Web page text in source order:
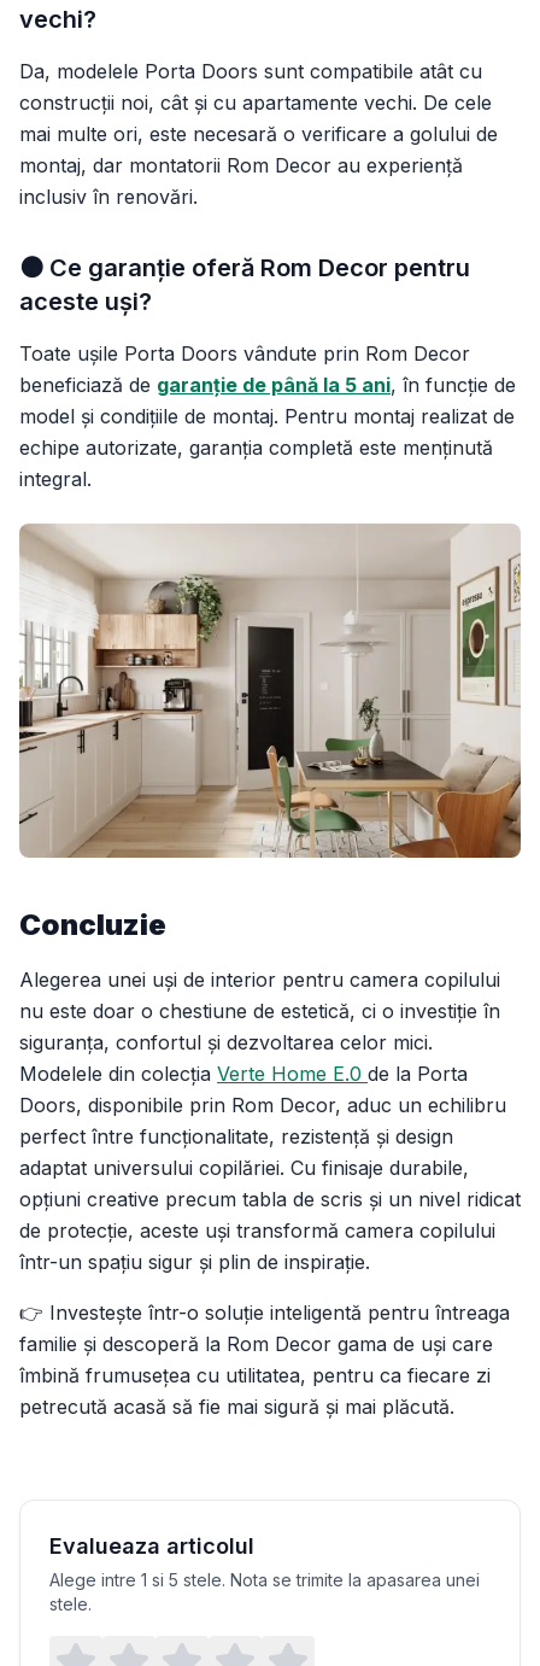
vechi?
Da, modelele Porta Doors sunt compatibile atât cu
construcții noi, cât și cu apartamente vechi. De cele
mai multe ori, este necesară o verificare a golului de
montaj, dar montatorii Rom Decor au experiență
inclusiv în renovări.
🟠 Ce garanție oferă Rom Decor pentru
aceste uși?
Toate ușile Porta Doors vândute prin Rom Decor
beneficiază de garanție de până la 5 ani, în funcție de
model și condițiile de montaj. Pentru montaj realizat de
echipe autorizate, garanția completă este menținută
integral.
Concluzie
Alegerea unei uși de interior pentru camera copilului
nu este doar o chestiune de estetică, ci o investiție în
siguranța, confortul și dezvoltarea celor mici.
Modelele din colecția Verte Home E.0 de la Porta
Doors, disponibile prin Rom Decor, aduc un echilibru
perfect între funcționalitate, rezistență și design
adaptat universului copilăriei. Cu finisaje durabile,
opțiuni creative precum tabla de scris și un nivel ridicat
de protecție, aceste uși transformă camera copilului
într-un spațiu sigur și plin de inspirație.
👉 Investește într-o soluție inteligentă pentru întreaga
familie și descoperă la Rom Decor gama de uși care
îmbină frumusețea cu utilitatea, pentru ca fiecare zi
petrecută acasă să fie mai sigură și mai plăcută.
Evalueaza articolul
Alege intre 1 si 5 stele. Nota se trimite la apasarea unei
stele.